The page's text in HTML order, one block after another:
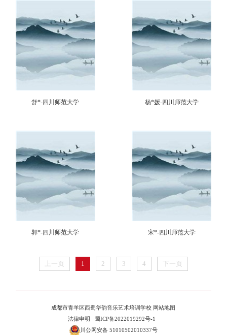
舒*-四川师范大学 杨*媛-四川师范大学
郭*-四川师范大学 宋*-四川师范大学
上一页 1 2 3 4 下一页
成都市青羊区西蜀华韵音乐艺术培训学校 网站地图
法律申明
蜀ICP备2022019292号-1
川公网安备 51010502010337号